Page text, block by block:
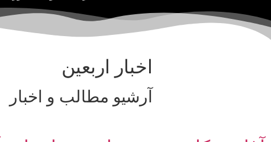
اخبار اربعین
آرشیو مطالب و اخبار